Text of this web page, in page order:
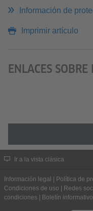
Información de
Imprimir artículo
ENLACES
Ir a la vista clásica
Información legal Política de
Condiciones de uso
Redes
condiciones
Boletín informativo